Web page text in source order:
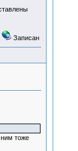
Записан
тоже